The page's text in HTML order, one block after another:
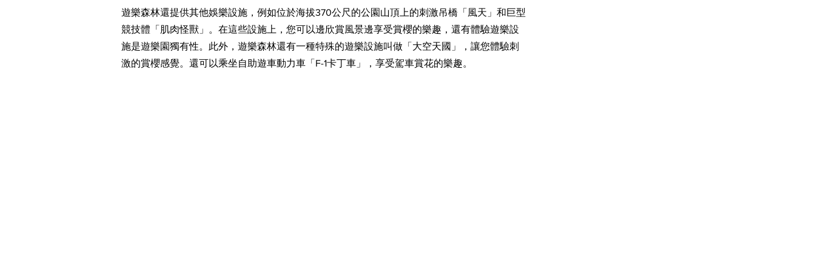
遊樂森林還提供其他娛樂設施，例如位於海拔370公尺的公園山頂上的刺激吊橋 「 風天 」和巨型
競技體「肌肉怪獸」。在這些設施上，您可以邊欣賞風景邊享受賞櫻的樂趣，還有體驗遊樂設
施是遊樂園獨有性。此外，遊樂森林還有一種特殊的遊樂設施叫做「大空天國」，讓您體驗刺
激的賞櫻感覺。還可以乘坐自助遊車動力車「F-1卡丁車」，享受駕車賞花的樂趣。